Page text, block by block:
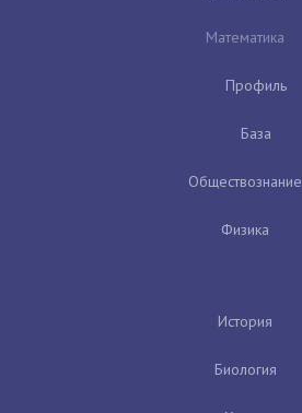
Математика
Профиль
База
Обществознание
Физика
История
Биология